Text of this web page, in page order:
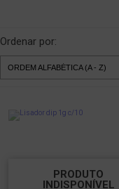
Ordenar por:
PRODUTO
INDISPONÍVEL